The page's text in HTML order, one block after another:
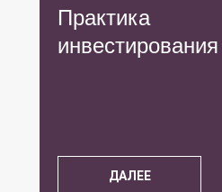
Практика
инвестирования
ДАЛЕЕ